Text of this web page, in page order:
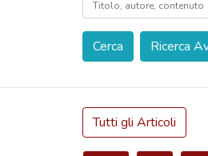
Cerca Ricerca
Tutti gli Articoli